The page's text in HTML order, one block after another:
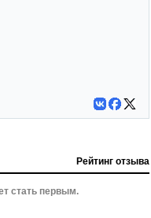
Рейтинг отзыва
стать первым.